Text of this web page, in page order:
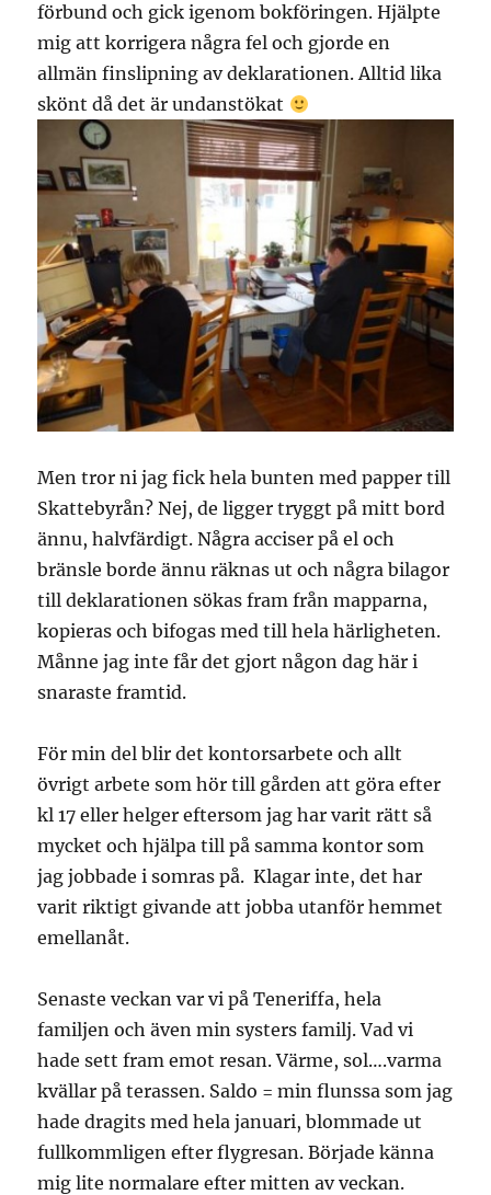
förbund och gick igenom bokföringen. Hjälpte
mig att korrigera några fel och gjorde en
allmän finslipning av deklarationen. Alltid lika
skönt då det är undanstökat
Men tror ni jag fick hela bunten med papper till
Skattebyrån? Nej, de ligger tryggt på mitt bord
ännu, halvfärdigt. Några acciser på el och
bränsle borde ännu räknas ut och några bilagor
till deklarationen sökas fram från mapparna,
kopieras och bifogas med till hela härligheten.
Månne jag inte får det gjort någon dag här i
snaraste framtid.
För min del blir det kontorsarbete och allt
övrigt arbete som hör till gården att göra efter
kl 17 eller helger eftersom jag har varit rätt så
mycket och hjälpa till på samma kontor som
jag jobbade i somras på. Klagar inte, det har
varit riktigt givande att jobba utanför hemmet
emellanåt.
Senaste veckan var vi på Teneriffa, hela
familjen och även min systers familj. Vad vi
hade sett fram emot resan. Värme, sol….varma
kvällar på terassen. Saldo = min flunssa som jag
hade dragits med hela januari, blommade ut
fullkommligen efter flygresan. Började känna
mig lite normalare efter mitten av veckan.